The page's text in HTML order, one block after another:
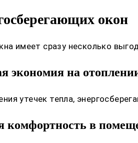
окон
имеет сразу несколько
экономия на
утечек тепла,
комфортность в